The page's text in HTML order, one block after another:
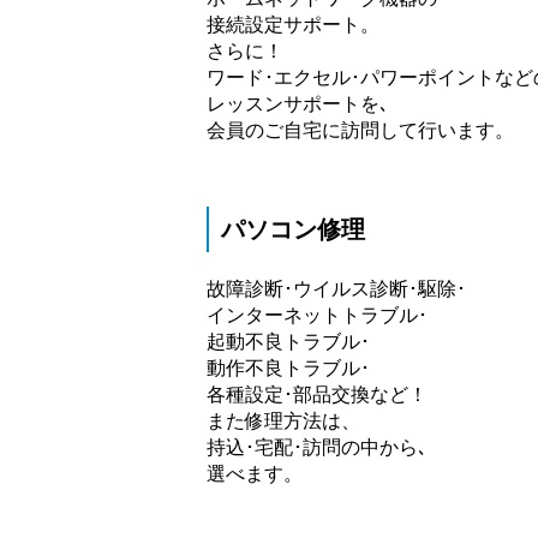
接続設定サポート。
さらに！
ワード･エクセル･パワーポイントなど
レッスンサポートを､
会員のご自宅に訪問して行います。
パソコン修理
故障診断･ウイルス診断･駆除･
インターネットトラブル･
起動不良トラブル･
動作不良トラブル･
各種設定･部品交換など！
また修理方法は、
持込･宅配･訪問の中から､
選べます。